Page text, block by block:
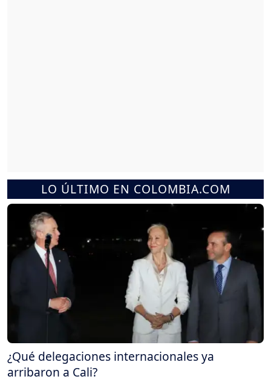
LO ÚLTIMO EN COLOMBIA.COM
¿Qué delegaciones internacionales ya
arribaron a Cali?